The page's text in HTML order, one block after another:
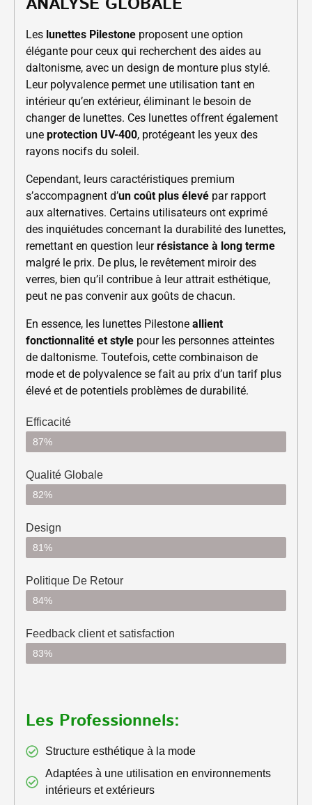
Les lunettes Pilestone proposent une option
élégante pour ceux qui recherchent des aides au
daltonisme, avec un design de monture plus stylé.
Leur polyvalence permet une utilisation tant en
intérieur qu’en extérieur, éliminant le besoin de
changer de lunettes. Ces lunettes offrent également
une protection UV-400, protégeant les yeux des
rayons nocifs du soleil.
Cependant, leurs caractéristiques premium
s’accompagnent d’un coût plus élevé par rapport
aux alternatives. Certains utilisateurs ont exprimé
des inquiétudes concernant la durabilité des lunettes,
remettant en question leurrésistance à long terme
malgré le prix. De plus, le revêtement miroir des
verres, bien qu’il contribue à leur attrait esthétique,
peut ne pas convenir aux goûts de chacun.
En essence, les lunettes Pilestone allient
fonctionnalité et style pour les personnes atteintes
de daltonisme. Toutefois, cette combinaison de
mode et de polyvalence se fait au prix d’un tarif plus
élevé et de potentiels problèmes de durabilité.
Efficacité
87%
Qualité Globale
82%
Design
81%
Politique De Retour
84%
Feedback client et satisfaction
83%
Les Professionnels:
Structure esthétique à la mode
Adaptées à une utilisation en environnements
intérieurs et extérieurs